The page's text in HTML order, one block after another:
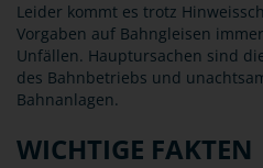
Leider kommt es trotz
Vorgaben auf Bahngleisen
Unfällen. Hauptursachen sind
des Bahnbetriebs und
Bahnanlagen.
WICHTIGE FAKTEN